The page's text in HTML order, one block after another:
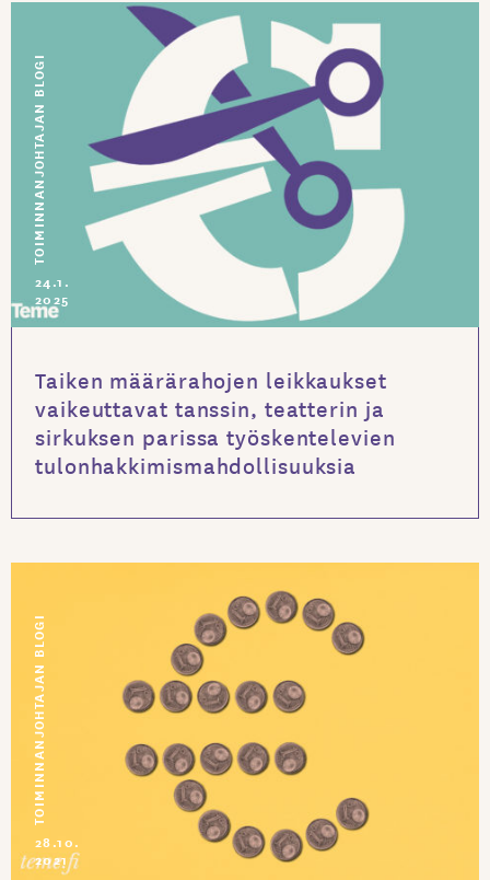
TOIMINNANJOHTAJAN BLOGI
24.1.
2025
Taiken määrärahojen leikkaukset
vaikeuttavat tanssin, teatterin ja
sirkuksen parissa työskentelevien
tulonhakkimismahdollisuuksia
TOIMINNANJOHTAJAN BLOGI
28.10.
2021